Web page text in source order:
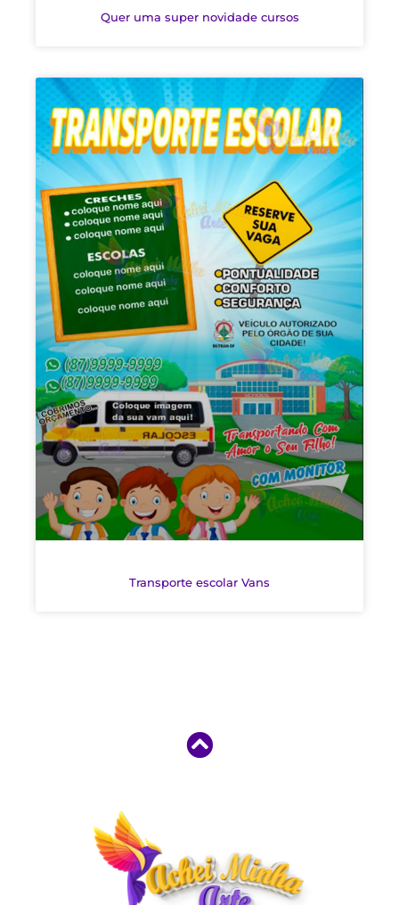
Quer uma super novidade cursos
Transporte escolar Vans